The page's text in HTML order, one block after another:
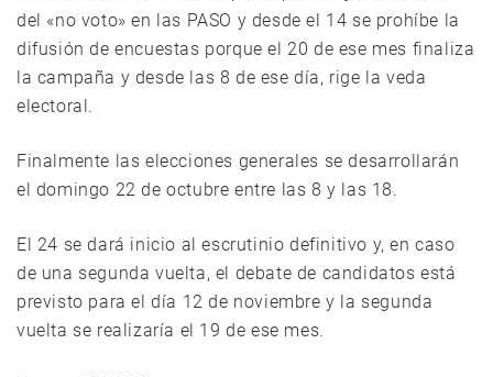
del «no voto» en las PASO y desde el 14 se prohíbe la
difusión de encuestas porque el 20 de ese mes finaliza
la campaña y desde las 8 de ese día, rige la veda
electoral.
Finalmente las elecciones generales se desarrollarán
el domingo 22 de octubre entre las 8 y las 18.
El 24 se dará inicio al escrutinio definitivo y, en caso
de una segunda vuelta, el debate de candidatos está
previsto para el día 12 de noviembre y la segunda
vuelta se realizaría el 19 de ese mes.